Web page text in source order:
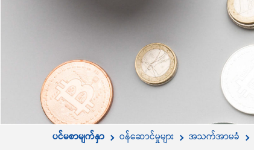
ပင်မစာမျက်နှာ ဝန်ဆောင်မှုများ အသက်အာမခံ